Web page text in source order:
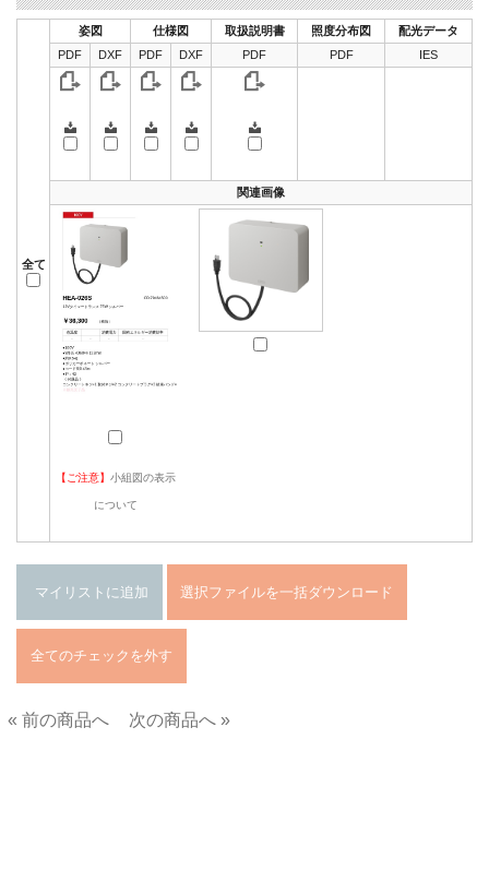
全て
姿図 仕様図 取扱説明書 照度分布図
配光データ
PDF
DXF PDF DXF PDF PDF IES
関連画像
【ご注意】 小組図の表示
について
« 前の商品へ
次の商品へ »